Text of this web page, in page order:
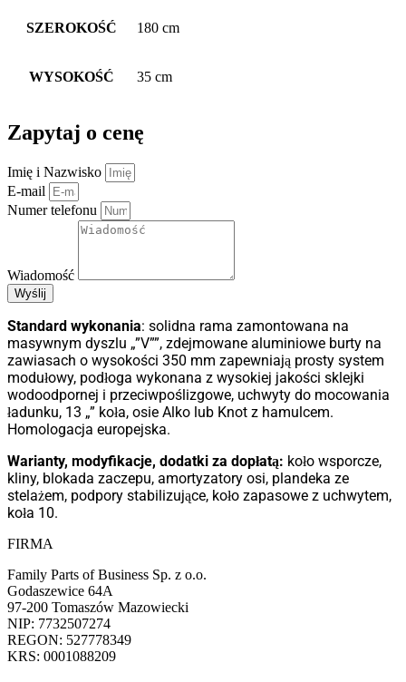
SZEROKOŚĆ 180 cm
WYSOKOŚĆ 35 cm
Zapytaj o cenę
Imię i Nazwisko
E-mail
Numer telefonu
Wiadomość
Wyślij
Standard wykonania: solidna rama zamontowana na
masywnym dyszlu „”V””, zdejmowane aluminiowe burty na
zawiasach o wysokości 350 mm zapewniają prosty system
modułowy, podłoga wykonana z wysokiej jakości sklejki
wodoodpornej i przeciwpoślizgowe, uchwyty do mocowania
ładunku, 13 „” koła, osie Alko lub Knot z hamulcem.
Homologacja europejska.
Warianty, modyfikacje, dodatki za dopłatą: koło wsporcze,
kliny, blokada zaczepu, amortyzatory osi, plandeka ze
stelażem, podpory stabilizujące, koło zapasowe z uchwytem,
koła 10.
FIRMA
Family Parts of Business Sp. z o.o.
Godaszewice 64A
97-200 Tomaszów Mazowiecki
NIP: 7732507274
REGON: 527778349
KRS: 0001088209